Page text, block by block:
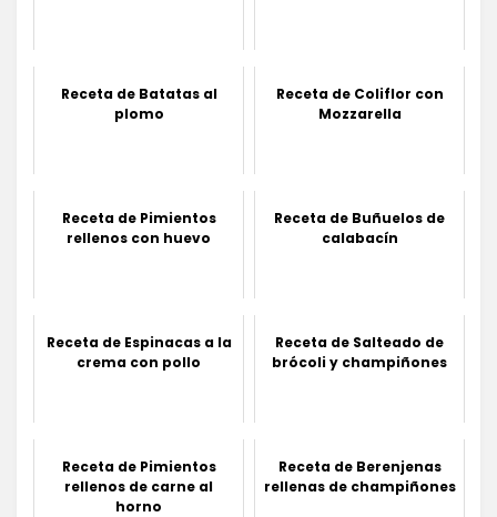
Receta de Batatas al
plomo
Receta de Coliflor con
Mozzarella
Receta de Pimientos
rellenos con huevo
Receta de Buñuelos de
calabacín
Receta de Espinacas a la
crema con pollo
Receta de Salteado de
brócoli y champiñones
Receta de Pimientos
rellenos de carne al
horno
Receta de Berenjenas
rellenas de champiñones